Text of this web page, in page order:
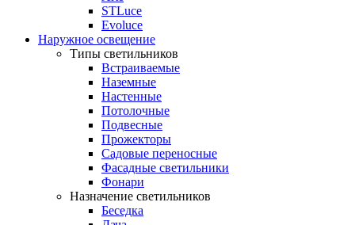
STLuce
Evoluce
Наружное освещение
Типы светильников
Встраиваемые
Наземные
Настенные
Потолочные
Подвесные
Прожекторы
Садовые переносные
Фасадные светильники
Фонари
Назначение светильников
Беседка